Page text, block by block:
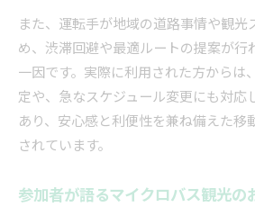
また、運転手が地域の道路事情や観光
め、渋滞回避や最適ルートの提案が行
一因です。実際に利用された方からは
定や、急なスケジュール変更にも対応
あり、安心感と利便性を兼ね備えた移
されています。
参加者が語るマイクロバス観光の